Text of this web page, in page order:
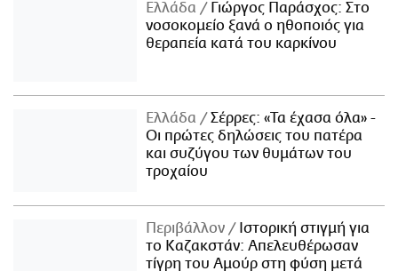
Ελλάδα
Γιώργος Παράσχος: Στο
νοσοκομείο ξανά ο ηθοποιός για
θεραπεία κατά του καρκίνου
Ελλάδα
Σέρρες: «Τα έχασα όλα» -
Οι πρώτες δηλώσεις του πατέρα
και συζύγου των θυμάτων του
τροχαίου
Περιβάλλον
Ιστορική στιγμή για
το Καζακστάν: Απελευθέρωσαν
τίγρη του Αμούρ στη φύση μετά